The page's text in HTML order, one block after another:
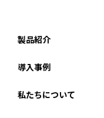
製品紹介
導入事例
私たちについて